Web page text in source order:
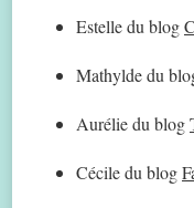
Estelle du blog
Mathylde du
Aurélie du blog
Cécile du blog